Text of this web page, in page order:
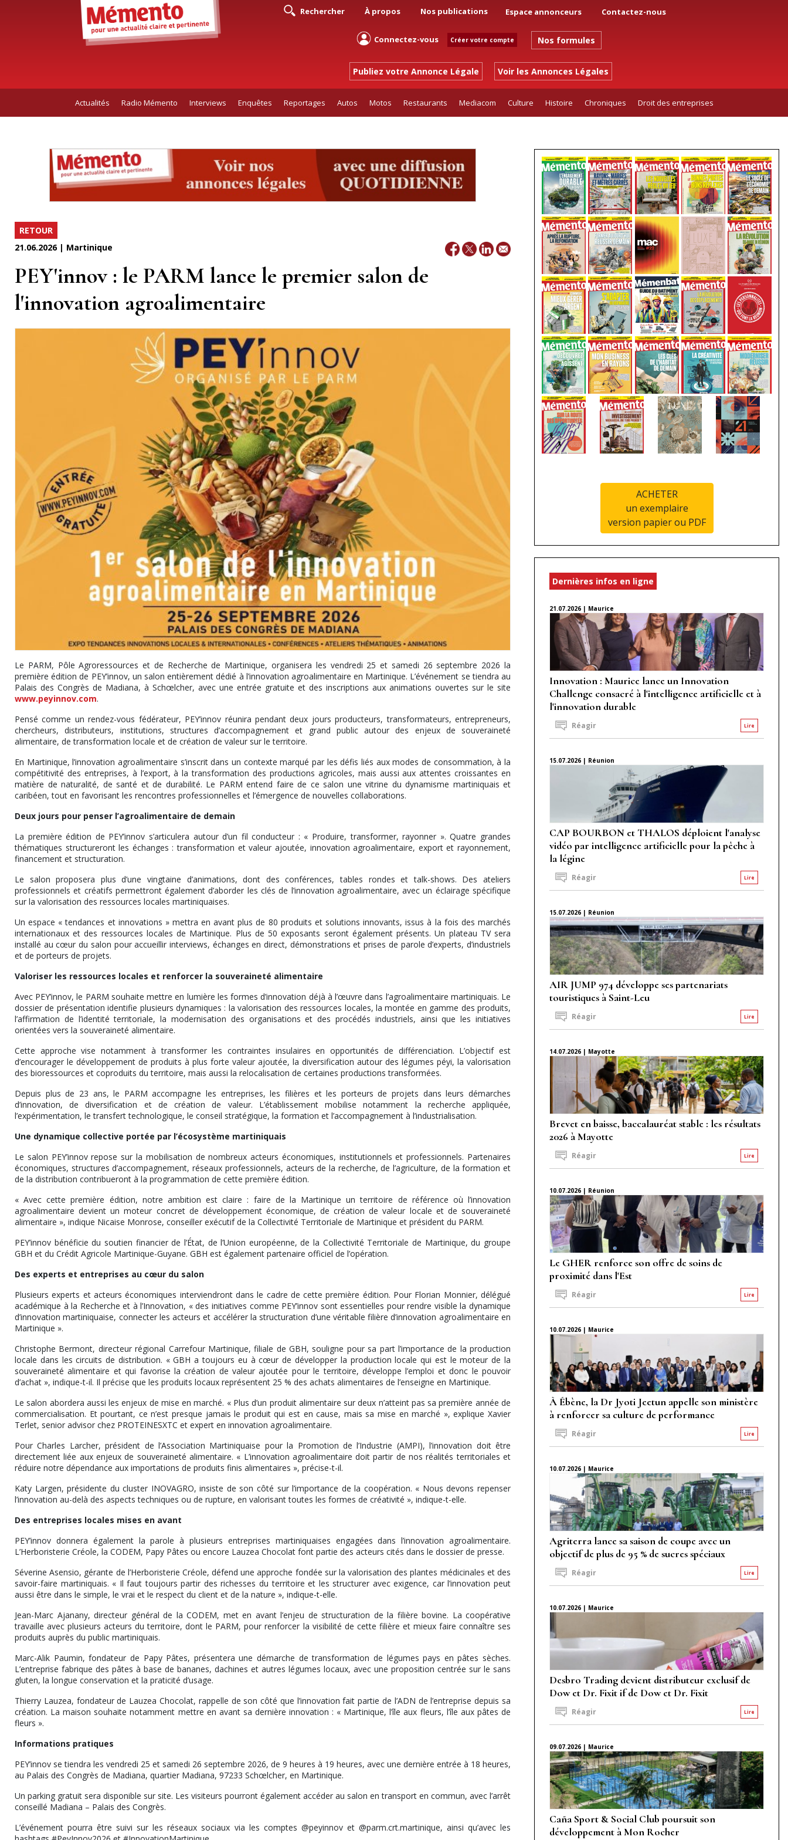
Rechercher À propos Nos publications Espace annonceurs Contactez-nous
Connectez-vous Créer votre compte Nos formules
Publiez votre Annonce Légale Voir les Annonces Légales
Actualités Radio Mémento Interviews Enquêtes Reportages Autos Motos Restaurants Mediacom Culture Histoire Chroniques Droit des entreprises
RETOUR
21.06.2026 | Martinique
PEY'innov : le PARM lance le premier salon de
l'innovation agroalimentaire
Le PARM, Pôle Agroressources et de Recherche de Martinique, organisera les vendredi 25 et samedi 26 septembre 2026 la
première édition de PEY’innov, un salon entièrement dédié à l’innovation agroalimentaire en Martinique. L’événement se tiendra au
Palais des Congrès de Madiana, à Schœlcher, avec une entrée gratuite et des inscriptions aux animations ouvertes sur le site
www.peyinnov.com.
Pensé comme un rendez-vous fédérateur, PEY’innov réunira pendant deux jours producteurs, transformateurs, entrepreneurs,
chercheurs, distributeurs, institutions, structures d’accompagnement et grand public autour des enjeux de souveraineté
alimentaire, de transformation locale et de création de valeur sur le territoire.
En Martinique, l’innovation agroalimentaire s’inscrit dans un contexte marqué par les défis liés aux modes de consommation, à la
compétitivité des entreprises, à l’export, à la transformation des productions agricoles, mais aussi aux attentes croissantes en
matière de naturalité, de santé et de durabilité. Le PARM entend faire de ce salon une vitrine du dynamisme martiniquais et
caribéen, tout en favorisant les rencontres professionnelles et l’émergence de nouvelles collaborations.
Deux jours pour penser l’agroalimentaire de demain
La première édition de PEY’innov s’articulera autour d’un fil conducteur : « Produire, transformer, rayonner ». Quatre grandes
thématiques structureront les échanges : transformation et valeur ajoutée, innovation agroalimentaire, export et rayonnement,
financement et structuration.
Le salon proposera plus d’une vingtaine d’animations, dont des conférences, tables rondes et talk-shows. Des ateliers
professionnels et créatifs permettront également d’aborder les clés de l’innovation agroalimentaire, avec un éclairage spécifique
sur la valorisation des ressources locales martiniquaises.
Un espace « tendances et innovations » mettra en avant plus de 80 produits et solutions innovants, issus à la fois des marchés
internationaux et des ressources locales de Martinique. Plus de 50 exposants seront également présents. Un plateau TV sera
installé au cœur du salon pour accueillir interviews, échanges en direct, démonstrations et prises de parole d’experts, d’industriels
et de porteurs de projets.
Valoriser les ressources locales et renforcer la souveraineté alimentaire
Avec PEY’innov, le PARM souhaite mettre en lumière les formes d’innovation déjà à l’œuvre dans l’agroalimentaire martiniquais. Le
dossier de présentation identifie plusieurs dynamiques : la valorisation des ressources locales, la montée en gamme des produits,
l’affirmation de l’identité territoriale, la modernisation des organisations et des procédés industriels, ainsi que les initiatives
orientées vers la souveraineté alimentaire.
Cette approche vise notamment à transformer les contraintes insulaires en opportunités de différenciation. L’objectif est
d’encourager le développement de produits à plus forte valeur ajoutée, la diversification autour des légumes péyi, la valorisation
des bioressources et coproduits du territoire, mais aussi la relocalisation de certaines productions transformées.
Depuis plus de 23 ans, le PARM accompagne les entreprises, les filières et les porteurs de projets dans leurs démarches
d’innovation, de diversification et de création de valeur. L’établissement mobilise notamment la recherche appliquée,
l’expérimentation, le transfert technologique, le conseil stratégique, la formation et l’accompagnement à l’industrialisation.
Une dynamique collective portée par l’écosystème martiniquais
Le salon PEY’innov repose sur la mobilisation de nombreux acteurs économiques, institutionnels et professionnels. Partenaires
économiques, structures d’accompagnement, réseaux professionnels, acteurs de la recherche, de l’agriculture, de la formation et
de la distribution contribueront à la programmation de cette première édition.
« Avec cette première édition, notre ambition est claire : faire de la Martinique un territoire de référence où l’innovation
agroalimentaire devient un moteur concret de développement économique, de création de valeur locale et de souveraineté
alimentaire », indique Nicaise Monrose, conseiller exécutif de la Collectivité Territoriale de Martinique et président du PARM.
PEY’innov bénéficie du soutien financier de l’État, de l’Union européenne, de la Collectivité Territoriale de Martinique, du groupe
GBH et du Crédit Agricole Martinique-Guyane. GBH est également partenaire officiel de l’opération.
Des experts et entreprises au cœur du salon
Plusieurs experts et acteurs économiques interviendront dans le cadre de cette première édition. Pour Florian Monnier, délégué
académique à la Recherche et à l’Innovation, « des initiatives comme PEY’innov sont essentielles pour rendre visible la dynamique
d’innovation martiniquaise, connecter les acteurs et accélérer la structuration d’une véritable filière d’innovation agroalimentaire en
Martinique ».
Christophe Bermont, directeur régional Carrefour Martinique, filiale de GBH, souligne pour sa part l’importance de la production
locale dans les circuits de distribution. « GBH a toujours eu à cœur de développer la production locale qui est le moteur de la
souveraineté alimentaire et qui favorise la création de valeur ajoutée pour le territoire, développe l’emploi et donc le pouvoir
d’achat », indique-t-il. Il précise que les produits locaux représentent 25 % des achats alimentaires de l’enseigne en Martinique.
Le salon abordera aussi les enjeux de mise en marché. « Plus d’un produit alimentaire sur deux n’atteint pas sa première année de
commercialisation. Et pourtant, ce n’est presque jamais le produit qui est en cause, mais sa mise en marché », explique Xavier
Terlet, senior advisor chez PROTEINESXTC et expert en innovation agroalimentaire.
Pour Charles Larcher, président de l’Association Martiniquaise pour la Promotion de l’Industrie (AMPI), l’innovation doit être
directement liée aux enjeux de souveraineté alimentaire. « L’innovation agroalimentaire doit partir de nos réalités territoriales et
réduire notre dépendance aux importations de produits finis alimentaires », précise-t-il.
Katy Largen, présidente du cluster INOVAGRO, insiste de son côté sur l’importance de la coopération. « Nous devons repenser
l’innovation au-delà des aspects techniques ou de rupture, en valorisant toutes les formes de créativité », indique-t-elle.
Des entreprises locales mises en avant
PEY’innov donnera également la parole à plusieurs entreprises martiniquaises engagées dans l’innovation agroalimentaire.
L’Herboristerie Créole, la CODEM, Papy Pâtes ou encore Lauzea Chocolat font partie des acteurs cités dans le dossier de presse.
Séverine Asensio, gérante de l’Herboristerie Créole, défend une approche fondée sur la valorisation des plantes médicinales et des
savoir-faire martiniquais. « Il faut toujours partir des richesses du territoire et les structurer avec exigence, car l’innovation peut
aussi être dans le simple, le vrai et le respect du client et de la nature », indique-t-elle.
Jean-Marc Ajanany, directeur général de la CODEM, met en avant l’enjeu de structuration de la filière bovine. La coopérative
travaille avec plusieurs acteurs du territoire, dont le PARM, pour renforcer la visibilité de cette filière et mieux faire connaître ses
produits auprès du public martiniquais.
Marc-Alik Paumin, fondateur de Papy Pâtes, présentera une démarche de transformation de légumes pays en pâtes sèches.
L’entreprise fabrique des pâtes à base de bananes, dachines et autres légumes locaux, avec une proposition centrée sur le sans
gluten, la longue conservation et la praticité d’usage.
Thierry Lauzea, fondateur de Lauzea Chocolat, rappelle de son côté que l’innovation fait partie de l’ADN de l’entreprise depuis sa
création. La maison souhaite notamment mettre en avant sa dernière innovation : « Martinique, l’île aux fleurs, l’île aux pâtes de
fleurs ».
Informations pratiques
PEY’innov se tiendra les vendredi 25 et samedi 26 septembre 2026, de 9 heures à 19 heures, avec une dernière entrée à 18 heures,
au Palais des Congrès de Madiana, quartier Madiana, 97233 Schœlcher, en Martinique.
Un parking gratuit sera disponible sur site. Les visiteurs pourront également accéder au salon en transport en commun, avec l’arrêt
conseillé Madiana – Palais des Congrès.
L’événement pourra être suivi sur les réseaux sociaux via les comptes @peyinnov et @parm.crt.martinique, ainsi qu’avec les
ACHETER
un exemplaire
version papier ou PDF
Dernières infos en ligne
21.07.2026 | Maurice
Innovation : Maurice lance un Innovation
Challenge consacré à l'intelligence artificielle et à
l'innovation durable
Lire
Réagir
15.07.2026 | Réunion
CAP BOURBON et THALOS déploient l'analyse
vidéo par intelligence artificielle pour la pêche à
la légine
Lire
Réagir
15.07.2026 | Réunion
AIR JUMP 974 développe ses partenariats
touristiques à Saint-Leu
Lire
Réagir
14.07.2026 | Mayotte
Brevet en baisse, baccalauréat stable : les résultats
2026 à Mayotte
Lire
Réagir
10.07.2026 | Réunion
Le GHER renforce son offre de soins de
proximité dans l'Est
Lire
Réagir
10.07.2026 | Maurice
À Ébène, la Dr Jyoti Jeetun appelle son ministère
à renforcer sa culture de performance
Lire
Réagir
10.07.2026 | Maurice
Agriterra lance sa saison de coupe avec un
objectif de plus de 95 % de sucres spéciaux
Lire
Réagir
10.07.2026 | Maurice
Desbro Trading devient distributeur exclusif de
Dow et Dr. Fixit if de Dow et Dr. Fixit
Lire
Réagir
09.07.2026 | Maurice
Caña Sport & Social Club poursuit son
développement à Mon Rocher